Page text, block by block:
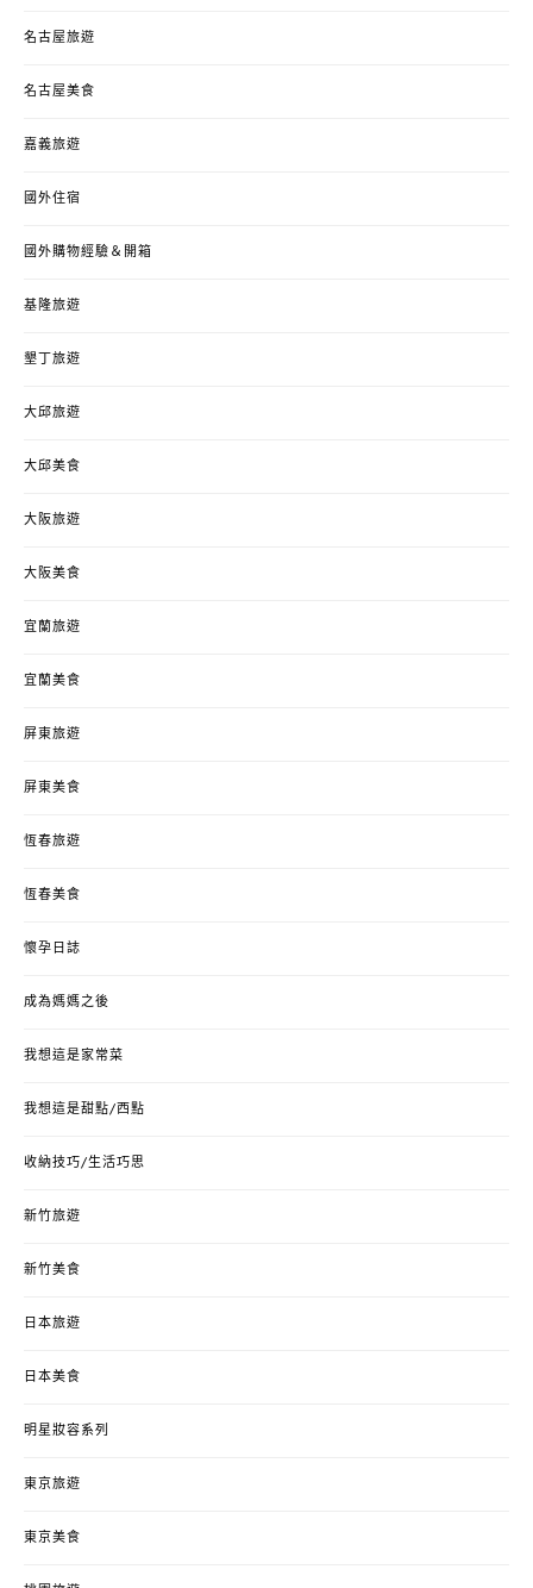
名古屋旅遊
名古屋美食
嘉義旅遊
國外住宿
國外購物經驗＆開箱
基隆旅遊
墾丁旅遊
大邱旅遊
大邱美食
大阪旅遊
大阪美食
宜蘭旅遊
宜蘭美食
屏東旅遊
屏東美食
恆春旅遊
恆春美食
懷孕日誌
成為媽媽之後
我想這是家常菜
我想這是甜點/西點
收納技巧/生活巧思
新竹旅遊
新竹美食
日本旅遊
日本美食
明星妝容系列
東京旅遊
東京美食